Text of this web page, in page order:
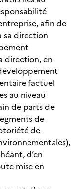
afin de
sa direction
direction, en
factuel
au niveau
de parts de
de
de
d’en
mise en